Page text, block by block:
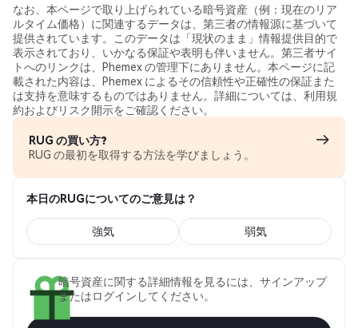
なお、本ページで取り上げられている暗号資産（例：現在のリア
ルタイム価格）に関連するデータは、第三者の情報源に基づいて
提供されています。このデータは「現状のまま」情報提供目的で
表示されており、いかなる保証や表明も伴いません。第三者サイ
トへのリンクは、Phemex の管理下にありません。本ページに記
載された内容は、Phemex によるその信頼性や正確性の保証また
は支持を意味するものではありません。詳細については、利用規
約およびリスク開示をご確認ください。
RUG の買い方?
RUG の最初を取得する方法を学びましょう。
本日のRUGについてのご意見は？
強気 弱気
暗号資産に関する詳細情報を見るには、サインアップ
またはログインしてください。